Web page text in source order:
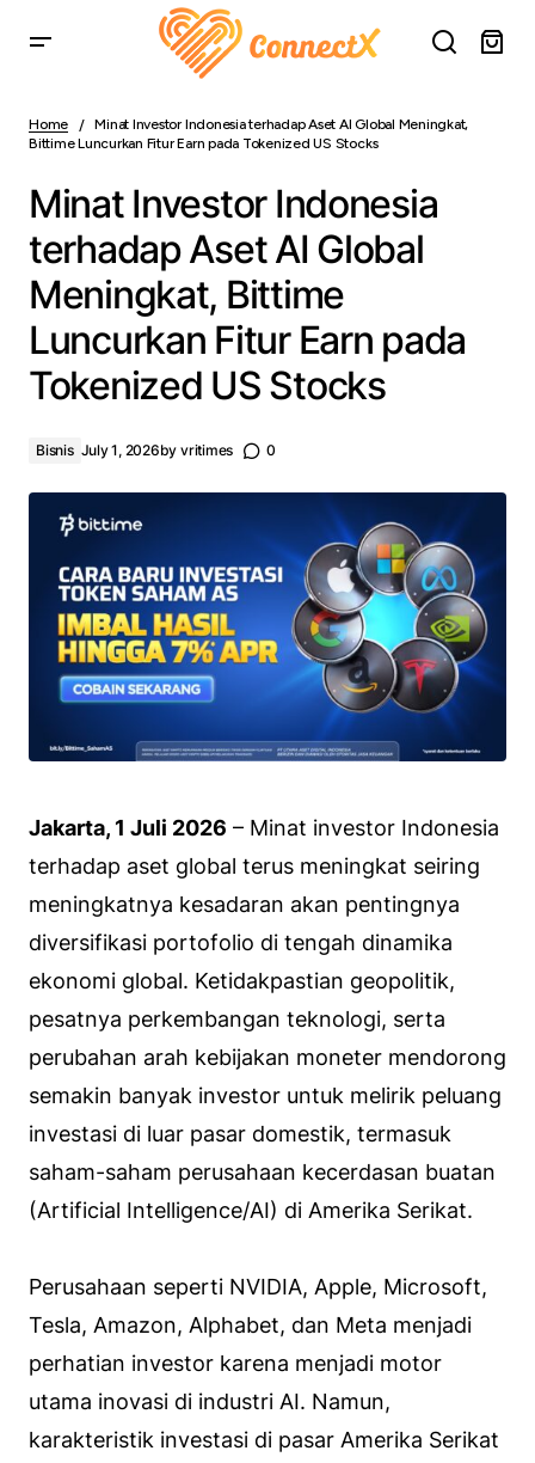
Meningkat, Bittime Luncurkan Fitur Earn pada Tokenized
US Stocks
Home
Minat Investor Indonesia terhadap Aset AI Global Meningkat,
Bittime Luncurkan Fitur Earn pada Tokenized US Stocks
Minat Investor Indonesia
terhadap Aset AI Global
Meningkat, Bittime
Luncurkan Fitur Earn pada
Tokenized US Stocks
Bisnis July 1, 2026by vritimes 0
Jakarta, 1 Juli 2026 – Minat investor Indonesia
terhadap aset global terus meningkat seiring
meningkatnya kesadaran akan pentingnya
diversifikasi portofolio di tengah dinamika
ekonomi global. Ketidakpastian geopolitik,
pesatnya perkembangan teknologi, serta
perubahan arah kebijakan moneter mendorong
semakin banyak investor untuk melirik peluang
investasi di luar pasar domestik, termasuk
saham-saham perusahaan kecerdasan buatan
(Artificial Intelligence/AI) di Amerika Serikat.
Perusahaan seperti NVIDIA, Apple, Microsoft,
Tesla, Amazon, Alphabet, dan Meta menjadi
perhatian investor karena menjadi motor
utama inovasi di industri AI. Namun,
karakteristik investasi di pasar Amerika Serikat